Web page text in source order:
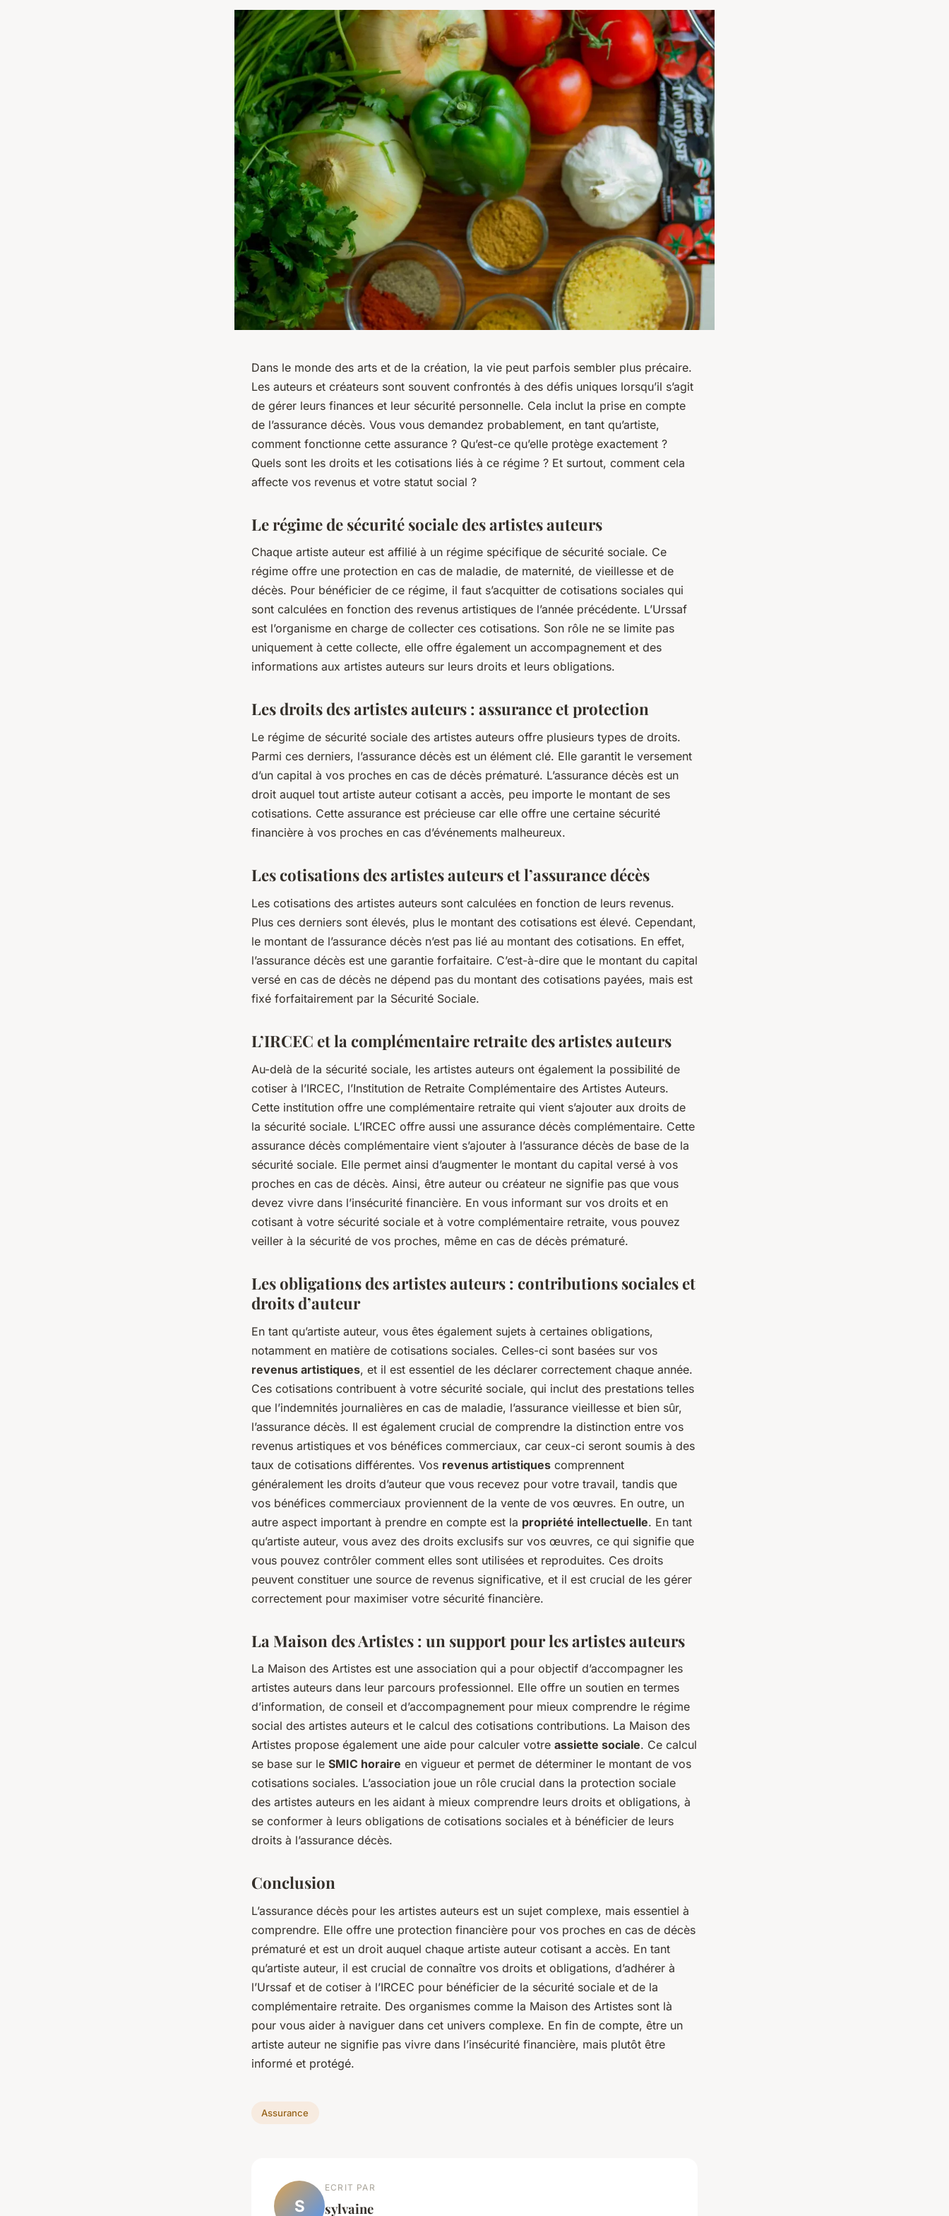
Dans le monde des arts et de la création, la vie peut parfois sembler plus précaire.
Les auteurs et créateurs sont souvent confrontés à des défis uniques lorsqu’il s’agit
de gérer leurs finances et leur sécurité personnelle. Cela inclut la prise en compte
de l’assurance décès. Vous vous demandez probablement, en tant qu’artiste,
comment fonctionne cette assurance ? Qu’est-ce qu’elle protège exactement ?
Quels sont les droits et les cotisations liés à ce régime ? Et surtout, comment cela
affecte vos revenus et votre statut social ?
Le régime de sécurité sociale des artistes auteurs
Chaque artiste auteur est affilié à un régime spécifique de sécurité sociale. Ce
régime offre une protection en cas de maladie, de maternité, de vieillesse et de
décès. Pour bénéficier de ce régime, il faut s’acquitter de cotisations sociales qui
sont calculées en fonction des revenus artistiques de l’année précédente. L’Urssaf
est l’organisme en charge de collecter ces cotisations. Son rôle ne se limite pas
uniquement à cette collecte, elle offre également un accompagnement et des
informations aux artistes auteurs sur leurs droits et leurs obligations.
Les droits des artistes auteurs : assurance et protection
Le régime de sécurité sociale des artistes auteurs offre plusieurs types de droits.
Parmi ces derniers, l’assurance décès est un élément clé. Elle garantit le versement
d’un capital à vos proches en cas de décès prématuré. L’assurance décès est un
droit auquel tout artiste auteur cotisant a accès, peu importe le montant de ses
cotisations. Cette assurance est précieuse car elle offre une certaine sécurité
financière à vos proches en cas d’événements malheureux.
Les cotisations des artistes auteurs et l’assurance décès
Les cotisations des artistes auteurs sont calculées en fonction de leurs revenus.
Plus ces derniers sont élevés, plus le montant des cotisations est élevé. Cependant,
le montant de l’assurance décès n’est pas lié au montant des cotisations. En effet,
l’assurance décès est une garantie forfaitaire. C’est-à-dire que le montant du capital
versé en cas de décès ne dépend pas du montant des cotisations payées, mais est
fixé forfaitairement par la Sécurité Sociale.
L’IRCEC et la complémentaire retraite des artistes auteurs
Au-delà de la sécurité sociale, les artistes auteurs ont également la possibilité de
cotiser à l’IRCEC, l’Institution de Retraite Complémentaire des Artistes Auteurs.
Cette institution offre une complémentaire retraite qui vient s’ajouter aux droits de
la sécurité sociale. L’IRCEC offre aussi une assurance décès complémentaire. Cette
assurance décès complémentaire vient s’ajouter à l’assurance décès de base de la
sécurité sociale. Elle permet ainsi d’augmenter le montant du capital versé à vos
proches en cas de décès. Ainsi, être auteur ou créateur ne signifie pas que vous
devez vivre dans l’insécurité financière. En vous informant sur vos droits et en
cotisant à votre sécurité sociale et à votre complémentaire retraite, vous pouvez
veiller à la sécurité de vos proches, même en cas de décès prématuré.
Les obligations des artistes auteurs : contributions sociales et
droits d’auteur
En tant qu’artiste auteur, vous êtes également sujets à certaines obligations,
notamment en matière de cotisations sociales. Celles-ci sont basées sur vos
revenus artistiques, et il est essentiel de les déclarer correctement chaque année.
Ces cotisations contribuent à votre sécurité sociale, qui inclut des prestations telles
que l’indemnités journalières en cas de maladie, l’assurance vieillesse et bien sûr,
l’assurance décès. Il est également crucial de comprendre la distinction entre vos
revenus artistiques et vos bénéfices commerciaux, car ceux-ci seront soumis à des
taux de cotisations différentes. Vos revenus artistiques comprennent
généralement les droits d’auteur que vous recevez pour votre travail, tandis que
vos bénéfices commerciaux proviennent de la vente de vos œuvres. En outre, un
autre aspect important à prendre en compte est la propriété intellectuelle. En tant
qu’artiste auteur, vous avez des droits exclusifs sur vos œuvres, ce qui signifie que
vous pouvez contrôler comment elles sont utilisées et reproduites. Ces droits
peuvent constituer une source de revenus significative, et il est crucial de les gérer
correctement pour maximiser votre sécurité financière.
La Maison des Artistes : un support pour les artistes auteurs
La Maison des Artistes est une association qui a pour objectif d’accompagner les
artistes auteurs dans leur parcours professionnel. Elle offre un soutien en termes
d’information, de conseil et d’accompagnement pour mieux comprendre le régime
social des artistes auteurs et le calcul des cotisations contributions. La Maison des
Artistes propose également une aide pour calculer votre assiette sociale. Ce calcul
se base sur le SMIC horaire en vigueur et permet de déterminer le montant de vos
cotisations sociales. L’association joue un rôle crucial dans la protection sociale
des artistes auteurs en les aidant à mieux comprendre leurs droits et obligations, à
se conformer à leurs obligations de cotisations sociales et à bénéficier de leurs
droits à l’assurance décès.
Conclusion
L’assurance décès pour les artistes auteurs est un sujet complexe, mais essentiel à
comprendre. Elle offre une protection financière pour vos proches en cas de décès
prématuré et est un droit auquel chaque artiste auteur cotisant a accès. En tant
qu’artiste auteur, il est crucial de connaître vos droits et obligations, d’adhérer à
l’Urssaf et de cotiser à l’IRCEC pour bénéficier de la sécurité sociale et de la
complémentaire retraite. Des organismes comme la Maison des Artistes sont là
pour vous aider à naviguer dans cet univers complexe. En fin de compte, être un
artiste auteur ne signifie pas vivre dans l’insécurité financière, mais plutôt être
informé et protégé.
Assurance
S
ECRIT PAR
sylvaine